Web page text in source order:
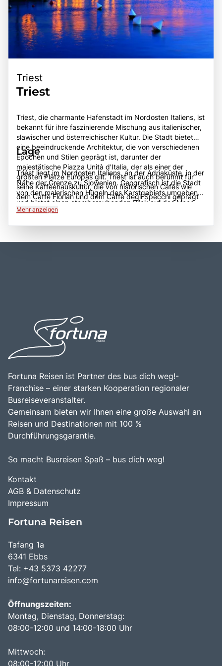
Triest
Triest
Triest, die charmante Hafenstadt im Nordosten Italiens, ist
bekannt für ihre faszinierende Mischung aus italienischer,
slawischer und österreichischer Kultur. Die Stadt bietet
eine beeindruckende Architektur, die von verschiedenen
Epochen und Stilen geprägt ist, darunter der
majestätische Piazza Unità d'Italia, der als einer der
größten Plätze Europas gilt. Triest ist auch berühmt für
seine Kaffeehauskultur, die von historischen Cafés wie
dem Caffè Florian und dem Caffè degli Specchi geprägt
ist, wo Besucher die Atmosphäre vergangener Zeiten
die bis in die Römerzeit zurückreicht, und war im 19.
Lage
Triest liegt im Nordosten Italiens, an der Adriaküste, in der
Nähe der Grenze zu Slowenien. Geografisch ist die Stadt
von den malerischen Hügeln des Karstgebiets umgeben
und bietet einen atemberaubenden Blick auf das Meer.
Triest ist gut erreichbar über das Straßennetz und den
Lage macht Triest zu einem idealen Ausgangspunkt für
Mehr anzeigen
Fortuna Reisen ist Partner des bus dich weg!-
Franchise – einer starken Kooperation regionaler
Busreiseveranstalter.
Gemeinsam bieten wir Ihnen eine große Auswahl an
Reisen und Destinationen mit 100 %
Durchführungsgarantie.
So macht Busreisen Spaß – bus dich weg!
Kontakt
AGB & Datenschutz
Impressum
Fortuna Reisen
Tafang 1a
6341 Ebbs
Tel: +43 5373 42277
info@fortunareisen.com
Öffnungszeiten:
Montag, Dienstag, Donnerstag:
08:00-12:00 und 14:00-18:00 Uhr
Mittwoch:
08:00-12:00 Uhr